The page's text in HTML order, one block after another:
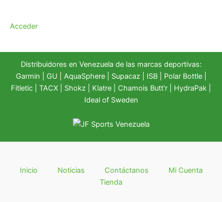
Acceder
Distribuidores en Venezuela de las marcas deportivas:
Garmin
GU AquaSphere| Supacaz | ISB | Polar Bottle|
Fitletic
TACX Shokz Klatre Chamois Butt'r HydraPak
Ideal of Sweden
Inicio Noticias Contáctanos
Mi Cuenta
Tienda